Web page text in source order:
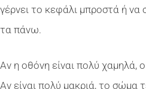
γέρνει το κεφάλι μπροστά ή να
τα πάνω.
Αν η οθόνη είναι πολύ χαμηλά,
Αν είναι πολύ μακριά, το σώμα